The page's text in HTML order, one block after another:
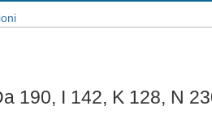
a 190, I 142, K 128, N